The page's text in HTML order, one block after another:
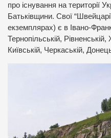
про існування на території
Батьківщини. Свої
екземплярах) є в Івано-
Тернопільській,
Київській, Черкаській,